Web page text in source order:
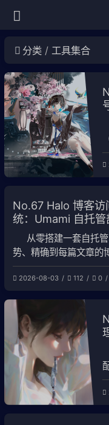
分类 工具集合
No.67 Halo 博客访
统：Umami 自托管
从零搭建一套自托
势、精确到每篇文章的
统。 全文按两种典型
置：Umami 直接部署在
务器转发。 一、最终效
篇文章的 PV/UV、停
按小时/天/月/年的时间
地域（国
2026-08-03 112 0